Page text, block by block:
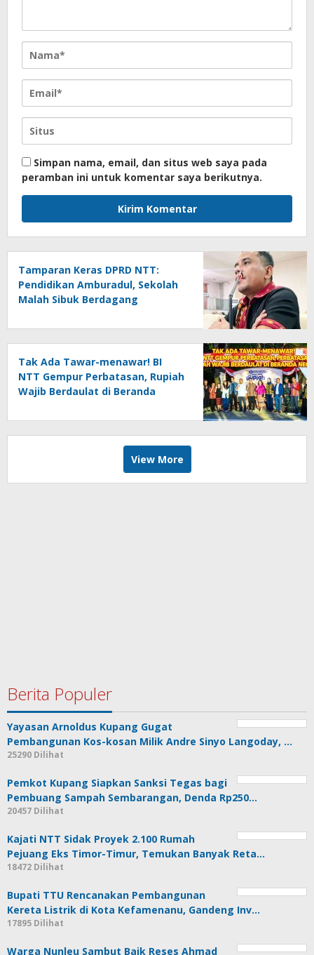
Simpan nama, email, dan situs web saya pada
peramban ini untuk komentar saya berikutnya.
Tamparan Keras DPRD NTT:
Pendidikan Amburadul, Sekolah
Malah Sibuk Berdagang
Tak Ada Tawar-menawar! BI
NTT Gempur Perbatasan, Rupiah
Wajib Berdaulat di Beranda
View More
Berita Populer
Yayasan Arnoldus Kupang Gugat
Pembangunan Kos-kosan Milik Andre Sinyo Langoday, …
25290 Dilihat
Pemkot Kupang Siapkan Sanksi Tegas bagi
Pembuang Sampah Sembarangan, Denda Rp250…
20457 Dilihat
Kajati NTT Sidak Proyek 2.100 Rumah
Pejuang Eks Timor-Timur, Temukan Banyak Reta…
18472 Dilihat
Bupati TTU Rencanakan Pembangunan
Kereta Listrik di Kota Kefamenanu, Gandeng Inv…
17895 Dilihat
Warga Nunleu Sambut Baik Reses Ahmad